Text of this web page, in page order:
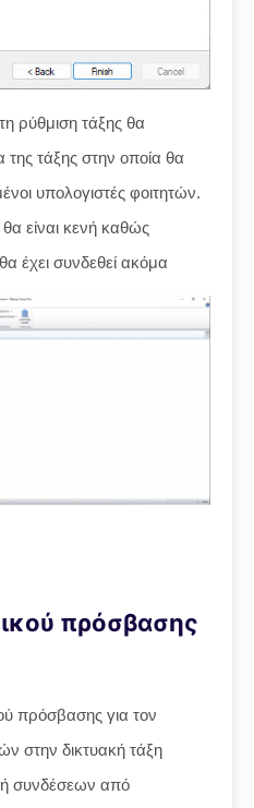
ρύθμιση τάξης θα
της τάξης στην οποία θα
υπολογιστές φοιτητών.
είναι κενή καθώς
έχει συνδεθεί ακόμα
πρόσβασης
πρόσβασης για τον
στην δικτυακή τάξη
συνδέσεων από